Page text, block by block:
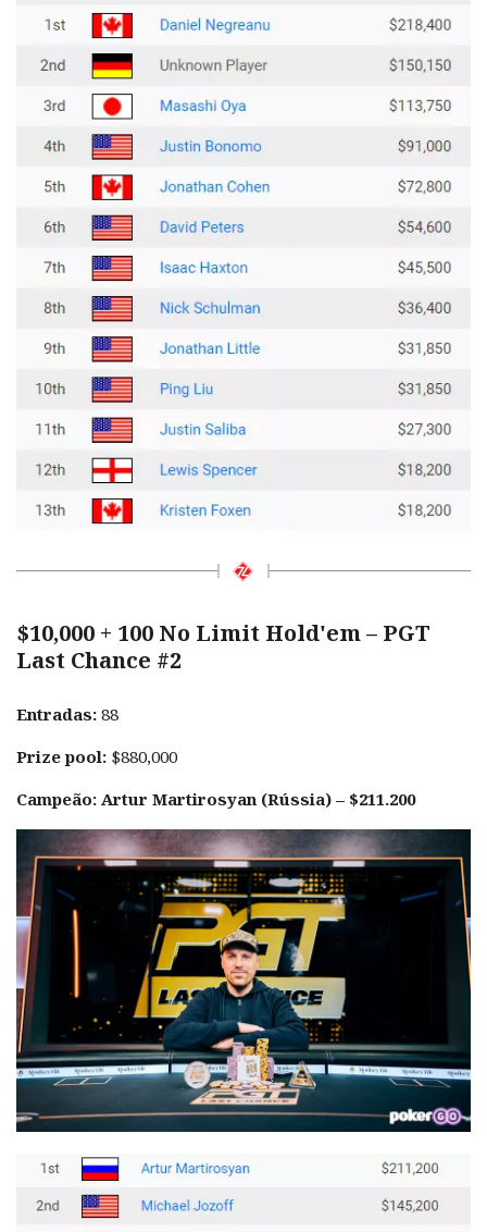
$10,000 + 100 No Limit Hold'em – PGT
Last Chance #2
Entradas: 88
Prize pool: $880,000
Campeão: Artur Martirosyan (Rússia) – $211.200